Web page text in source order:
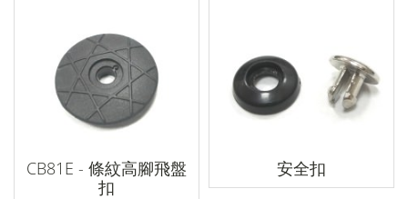
CB81E - 條紋高腳飛盤
扣
安全扣